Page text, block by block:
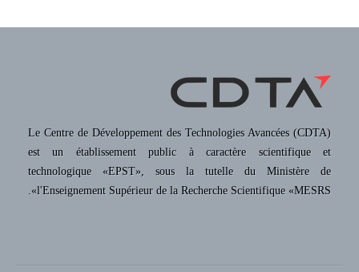
Le Centre de Développement des Technologies Avancées (CDTA)
est un établissement public à caractère scientifique et
technologique «EPST», sous la tutelle du Ministère de
l'Enseignement Supérieur de la Recherche Scientifique «MESRS».